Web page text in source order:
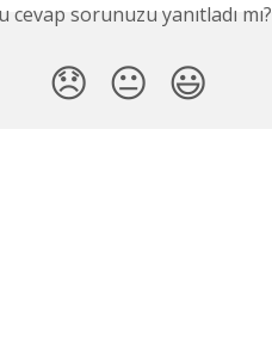
cevap sorunuzu yanıtladı mı?
😞 😐 😃